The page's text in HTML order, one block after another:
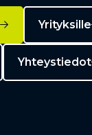
Yrityksille
Yhteystiedot